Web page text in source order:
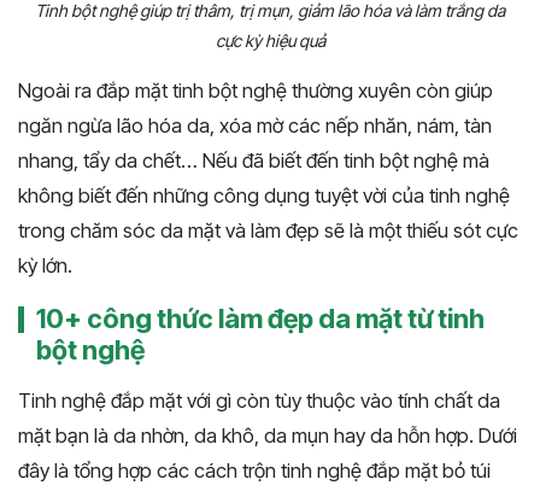
Tinh bột nghệ giúp trị thâm, trị mụn, giảm lão hóa và làm trắng da
cực kỳ hiệu quả
Ngoài ra đắp mặt tinh bột nghệ thường xuyên còn giúp
ngăn ngừa lão hóa da, xóa mờ các nếp nhăn, nám, tàn
nhang, tẩy da chết… Nếu đã biết đến tinh bột nghệ mà
không biết đến những công dụng tuyệt vời của tinh nghệ
trong chăm sóc da mặt và làm đẹp sẽ là một thiếu sót cực
kỳ lớn.
10+ công thức làm đẹp da mặt từ tinh
bột nghệ
Tinh nghệ đắp mặt với gì còn tùy thuộc vào tính chất da
mặt bạn là da nhờn, da khô, da mụn hay da hỗn hợp. Dưới
đây là tổng hợp các cách trộn tinh nghệ đắp mặt bỏ túi